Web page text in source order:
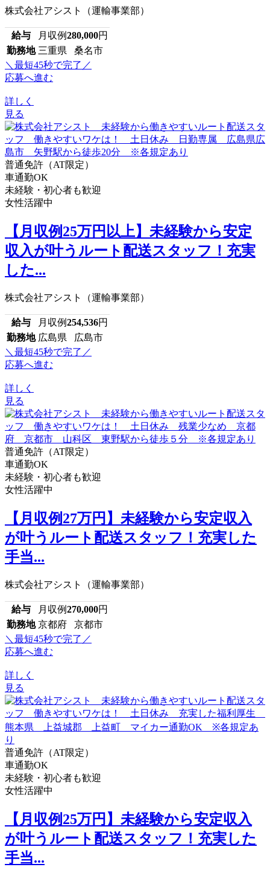
株式会社アシスト（運輸事業部）
給与 月収例280,000円
勤務地 三重県 桑名市
＼最短45秒で完了／
応募へ進む
詳しく
見る
普通免許（AT限定）
車通勤OK
未経験・初心者も歓迎
女性活躍中
【月収例25万円以上】未経験から安定
収入が叶うルート配送スタッフ！充実
した...
株式会社アシスト（運輸事業部）
給与 月収例254,536円
勤務地 広島県 広島市
＼最短45秒で完了／
応募へ進む
詳しく
見る
普通免許（AT限定）
車通勤OK
未経験・初心者も歓迎
女性活躍中
【月収例27万円】未経験から安定収入
が叶うルート配送スタッフ！充実した
手当...
株式会社アシスト（運輸事業部）
給与 月収例270,000円
勤務地 京都府 京都市
＼最短45秒で完了／
応募へ進む
詳しく
見る
普通免許（AT限定）
車通勤OK
未経験・初心者も歓迎
女性活躍中
【月収例25万円】未経験から安定収入
が叶うルート配送スタッフ！充実した
手当...